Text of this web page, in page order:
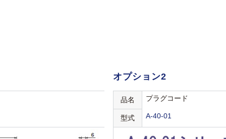
オプション2
品名 プラグコード
型式 A-40-01